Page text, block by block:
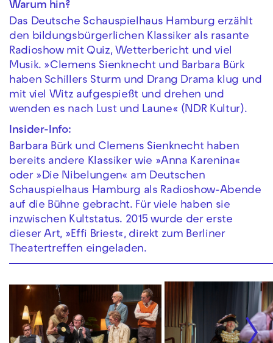
Warum hin?
Das Deutsche Schauspielhaus Hamburg erzählt
den bildungsbürgerlichen Klassiker als rasante
Radioshow mit Quiz, Wetterbericht und viel
Musik. »Clemens Sienknecht und Barbara Bürk
haben Schillers Sturm und Drang Drama klug und
mit viel Witz aufgespießt und drehen und
wenden es nach Lust und Laune« (NDR Kultur).
Insider-Info:
Barbara Bürk und Clemens Sienknecht haben
bereits andere Klassiker wie »Anna Karenina«
oder »Die Nibelungen« am Deutschen
Schauspielhaus Hamburg als Radioshow-Abende
auf die Bühne gebracht. Für viele haben sie
inzwischen Kultstatus. 2015 wurde der erste
dieser Art, »Effi Briest«, direkt zum Berliner
Theatertreffen eingeladen.